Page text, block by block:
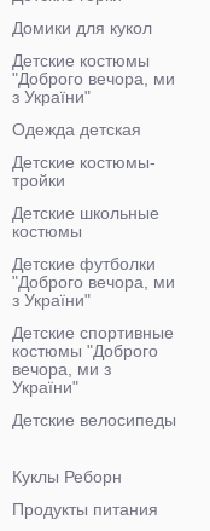
Домики для кукол
Детские костюмы
"Доброго вечора, ми
з України"
Одежда детская
Детские костюмы-
тройки
Детские школьные
костюмы
Детские футболки
"Доброго вечора, ми
з України"
Детские спортивные
костюмы "Доброго
вечора, ми з
України"
Детские велосипеды
Куклы Реборн
Продукты питания